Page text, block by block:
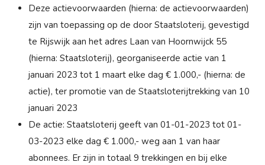
Deze actievoorwaarden (hierna: de actievoorwaarden)
zijn van toepassing op de door Staatsloterij, gevestigd
te Rijswijk aan het adres Laan van Hoornwijck 55
(hierna: Staatsloterij), georganiseerde actie van 1
januari 2023 tot 1 maart elke dag € 1.000,- (hierna: de
actie), ter promotie van de Staatsloterijtrekking van 10
januari 2023
De actie: Staatsloterij geeft van 01-01-2023 tot 01-
03-2023 elke dag € 1.000,- weg aan 1 van haar
abonnees. Er zijn in totaal 9 trekkingen en bij elke